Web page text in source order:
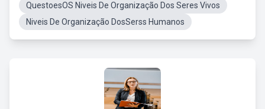
QuestoesOS Niveis De Organização Dos Seres Vivos
Niveis De Organização DosSerss Humanos